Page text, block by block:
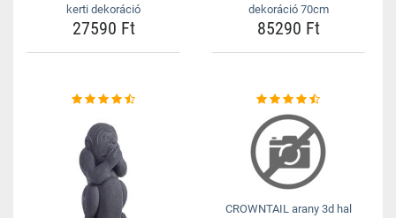
kerti dekoráció
27590 Ft
dekoráció 70cm
85290 Ft
CROWNTAIL arany 3d hal